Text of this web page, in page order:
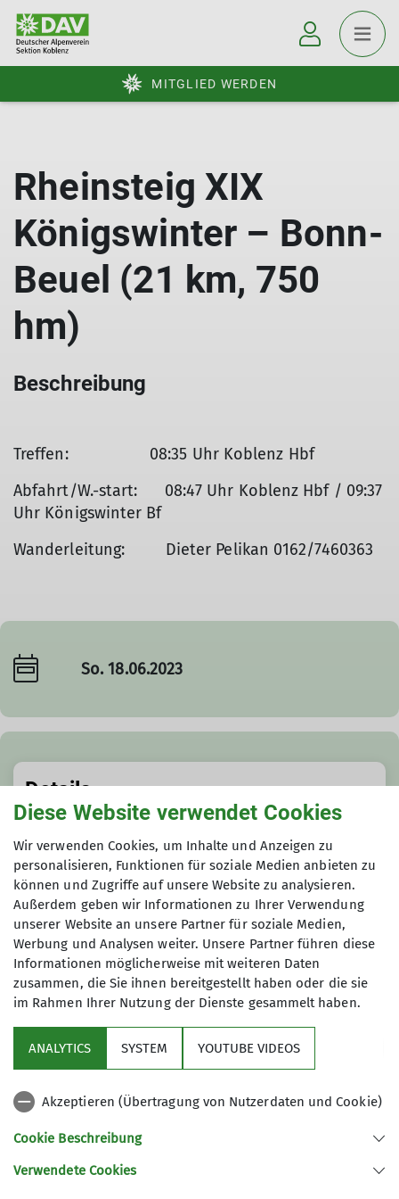
MITGLIED WERDEN
Rheinsteig XIX
Königswinter – Bonn-
Beuel (21 km, 750
hm)
Beschreibung
Treffen: 08:35 Uhr Koblenz Hbf
Abfahrt/W.-start: 08:47 Uhr Koblenz Hbf / 09:37
Uhr Königswinter Bf
Wanderleitung: Dieter Pelikan 0162/7460363
So. 18.06.2023
Details
Termindetails
So. 18.06.2023
Sektion
DAV
Sektion Koblenz des Deutschen Alpenvereins e.V.
Diese Website verwendet Cookies
Wir verwenden Cookies, um Inhalte und Anzeigen zu
personalisieren, Funktionen für soziale Medien anbieten zu
können und Zugriffe auf unsere Website zu analysieren.
Außerdem geben wir Informationen zu Ihrer Verwendung
unserer Website an unsere Partner für soziale Medien,
Werbung und Analysen weiter. Unsere Partner führen diese
Informationen möglicherweise mit weiteren Daten
zusammen, die Sie ihnen bereitgestellt haben oder die sie
im Rahmen Ihrer Nutzung der Dienste gesammelt haben.
ANALYTICS SYSTEM YOUTUBE VIDEOS
Akzeptieren (Übertragung von Nutzerdaten und Cookie)
Cookie Beschreibung
Verwendete Cookies